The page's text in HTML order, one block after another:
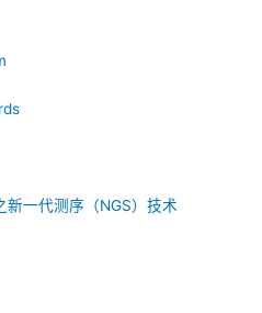
新一代测序（NGS）技术